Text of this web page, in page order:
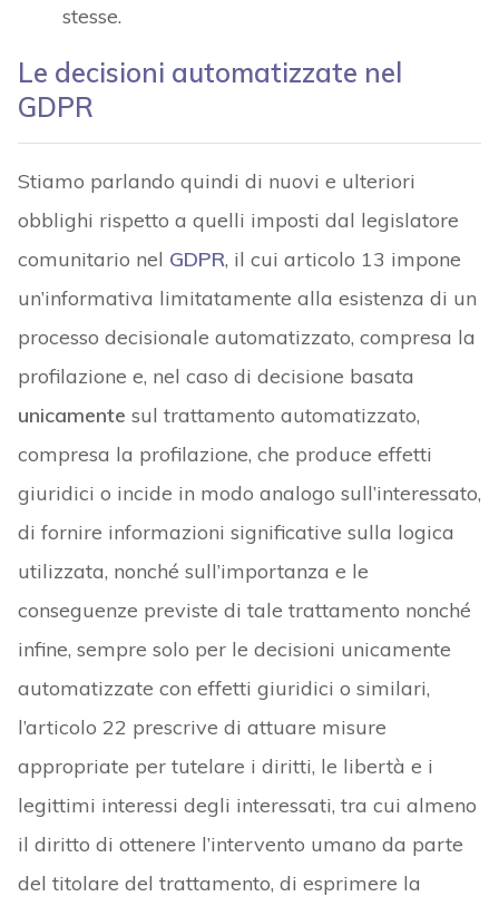
stesse.
Le decisioni automatizzate nel
GDPR
Stiamo parlando quindi di nuovi e ulteriori
obblighi rispetto a quelli imposti dal legislatore
comunitario nel GDPR, il cui articolo 13 impone
un’informativa limitatamente alla esistenza di un
processo decisionale automatizzato, compresa la
profilazione e, nel caso di decisione basata
unicamente sul trattamento automatizzato,
compresa la profilazione, che produce effetti
giuridici o incide in modo analogo sull’interessato,
di fornire informazioni significative sulla logica
utilizzata, nonché sull’importanza e le
conseguenze previste di tale trattamento nonché
infine, sempre solo per le decisioni unicamente
automatizzate con effetti giuridici o similari,
l’articolo 22 prescrive di attuare misure
appropriate per tutelare i diritti, le libertà e i
legittimi interessi degli interessati, tra cui almeno
il diritto di ottenere l’intervento umano da parte
del titolare del trattamento, di esprimere la